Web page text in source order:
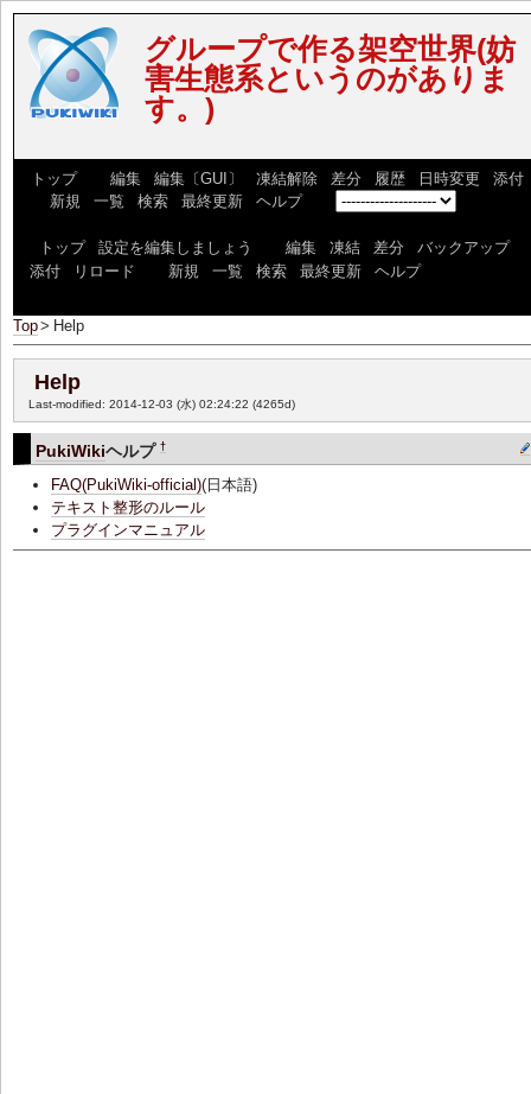
グループで作る架空世界(妨
害生態系というのがありま
す。)
トップ] [ 編集| 編集〔GUI〕 凍結解除| 差分 履歴| 日時変更
添付
新規| 一覧 検索| 最終更新| ヘルプ] [
トップ| 設定を編集しましょう 編集| 凍結| 差分 バックアップ|
添付| リロード 新規| 一覧 検索| 最終更新| ヘルプ]
Top> Help
Help
Last-modified: 2014-12-03 (水) 02:24:22 (4265d)
PukiWikiヘルプ †
FAQ(PukiWiki-official)(日本語)
テキスト整形のルール
プラグインマニュアル